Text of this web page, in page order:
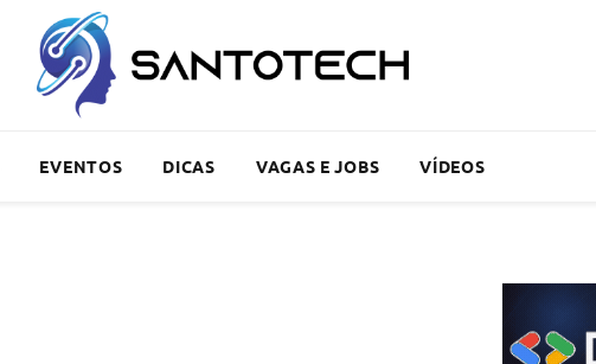
EVENTOS DICAS VAGAS E JOBS VÍDEOS